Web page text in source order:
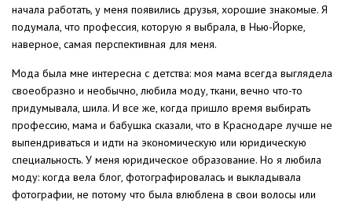
начала работать, у меня появились друзья, хорошие знакомые. Я
подумала, что профессия, которую я выбрала, в Нью-Йорке,
наверное, самая перспективная для меня.
Мода была мне интересна с детства: моя мама всегда выглядела
своеобразно и необычно, любила моду, ткани, вечно что-то
придумывала, шила. И все же, когда пришло время выбирать
профессию, мама и бабушка сказали, что в Краснодаре лучше не
выпендриваться и идти на экономическую или юридическую
специальность. У меня юридическое образование. Но я любила
моду: когда вела блог, фотографировалась и выкладывала
фотографии, не потому что была влюблена в свои волосы или